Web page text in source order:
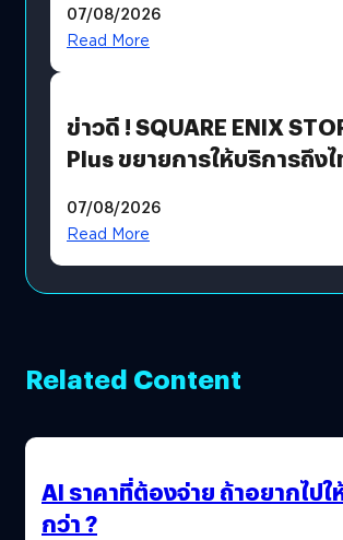
07/08/2026
Read More
ข่าวดี ! SQUARE ENIX
Plus ขยายการให้บริการถึงไ
โดยตรง
07/08/2026
Read More
Related Content
AI ราคาที่ต้องจ่าย ถ้าอยากไปใ
กว่า ?